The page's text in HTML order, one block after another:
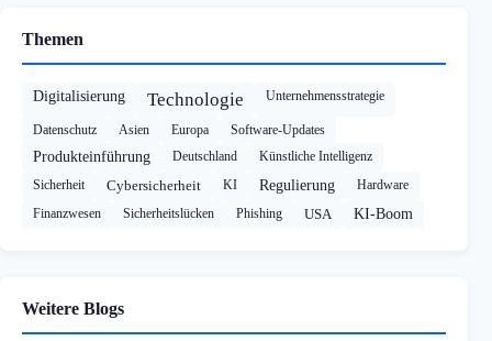
Themen
Digitalisierung Technologie Unternehmensstrategie
Datenschutz Asien Europa Software-Updates
Produkteinführung Deutschland
Künstliche Intelligenz
Sicherheit
Cybersicherheit KI Regulierung
Hardware
Finanzwesen
Sicherheitslücken Phishing USA KI-Boom
Weitere Blogs